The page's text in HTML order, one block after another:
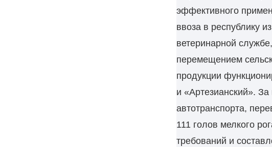
эффективного
ввоза в республику
ветеринарной
перемещением
продукции
и «Артезианский».
автотранспорта,
111 голов мелкого
требований и